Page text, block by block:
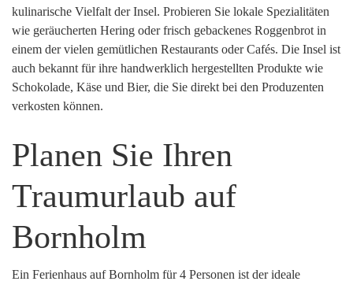
kulinarische Vielfalt der Insel. Probieren Sie lokale Spezialitäten
wie geräucherten Hering oder frisch gebackenes Roggenbrot in
einem der vielen gemütlichen Restaurants oder Cafés. Die Insel ist
auch bekannt für ihre handwerklich hergestellten Produkte wie
Schokolade, Käse und Bier, die Sie direkt bei den Produzenten
verkosten können.
Planen Sie Ihren
Traumurlaub auf
Bornholm
Ein Ferienhaus auf Bornholm für 4 Personen ist der ideale